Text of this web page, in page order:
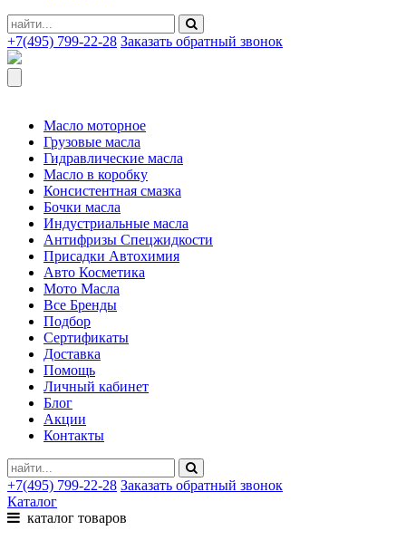
+7(495) 799-22-28 Заказать обратный звонок
Масло моторное
Грузовые масла
Гидравлические масла
Масло в коробку
Консистентная смазка
Бочки масла
Индустриальные масла
Антифризы Спецжидкости
Присадки Автохимия
Авто Косметика
Мото Масла
Все Бренды
Подбор
Сертификаты
Доставка
Помощь
Личный кабинет
Блог
Акции
Контакты
+7(495) 799-22-28 Заказать обратный звонок
Каталог
каталог товаров